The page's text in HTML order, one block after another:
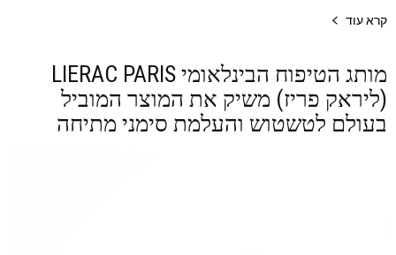
קרא עוד
מותג הטיפוח הבינלאומי LIERAC PARIS
(ליראק פריז) משיק את המוצר המוביל
בעולם לטשטוש והעלמת סימני מתיחה